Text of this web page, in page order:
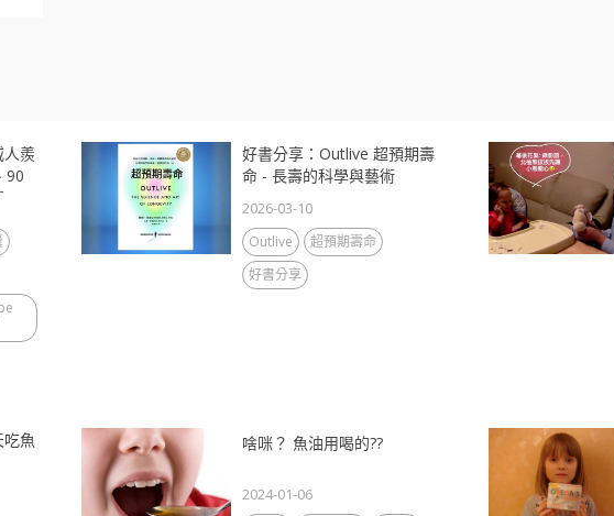
羨
90
好書分享：Outlive 超預期壽
命 - 長壽的科學與藝術
2026-03-10
Outlive
超預期壽命
好書分享
魚
啥咪？ 魚油用喝的??
2024-01-06